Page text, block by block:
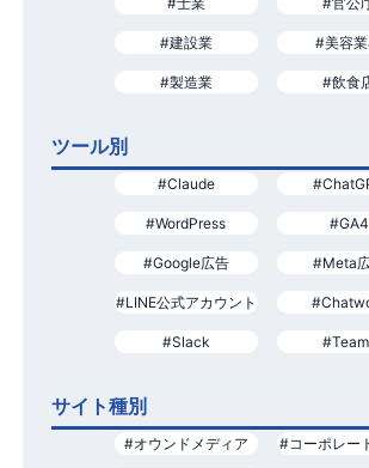
#建設業 #美容
#製造業 #飲食
ツール別
#Claude
#WordPress #GA4
#Google広告 #Meta
#LINE公式アカウント
#Slack
サイト種別
#オウンドメディア #コーポレー